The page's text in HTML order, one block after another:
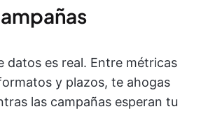
datos es real. Entre métricas
y plazos, te ahogas
las campañas esperan tu